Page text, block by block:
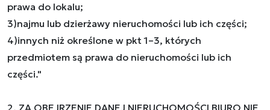
prawa do lokalu;
3)najmu lub dzierżawy nieruchomości lub ich części;
4)innych niż określone w pkt 1–3, których
przedmiotem są prawa do nieruchomości lub ich
części."